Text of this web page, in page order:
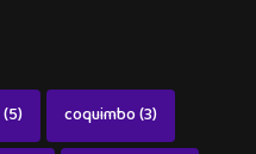
(5) coquimbo(3)